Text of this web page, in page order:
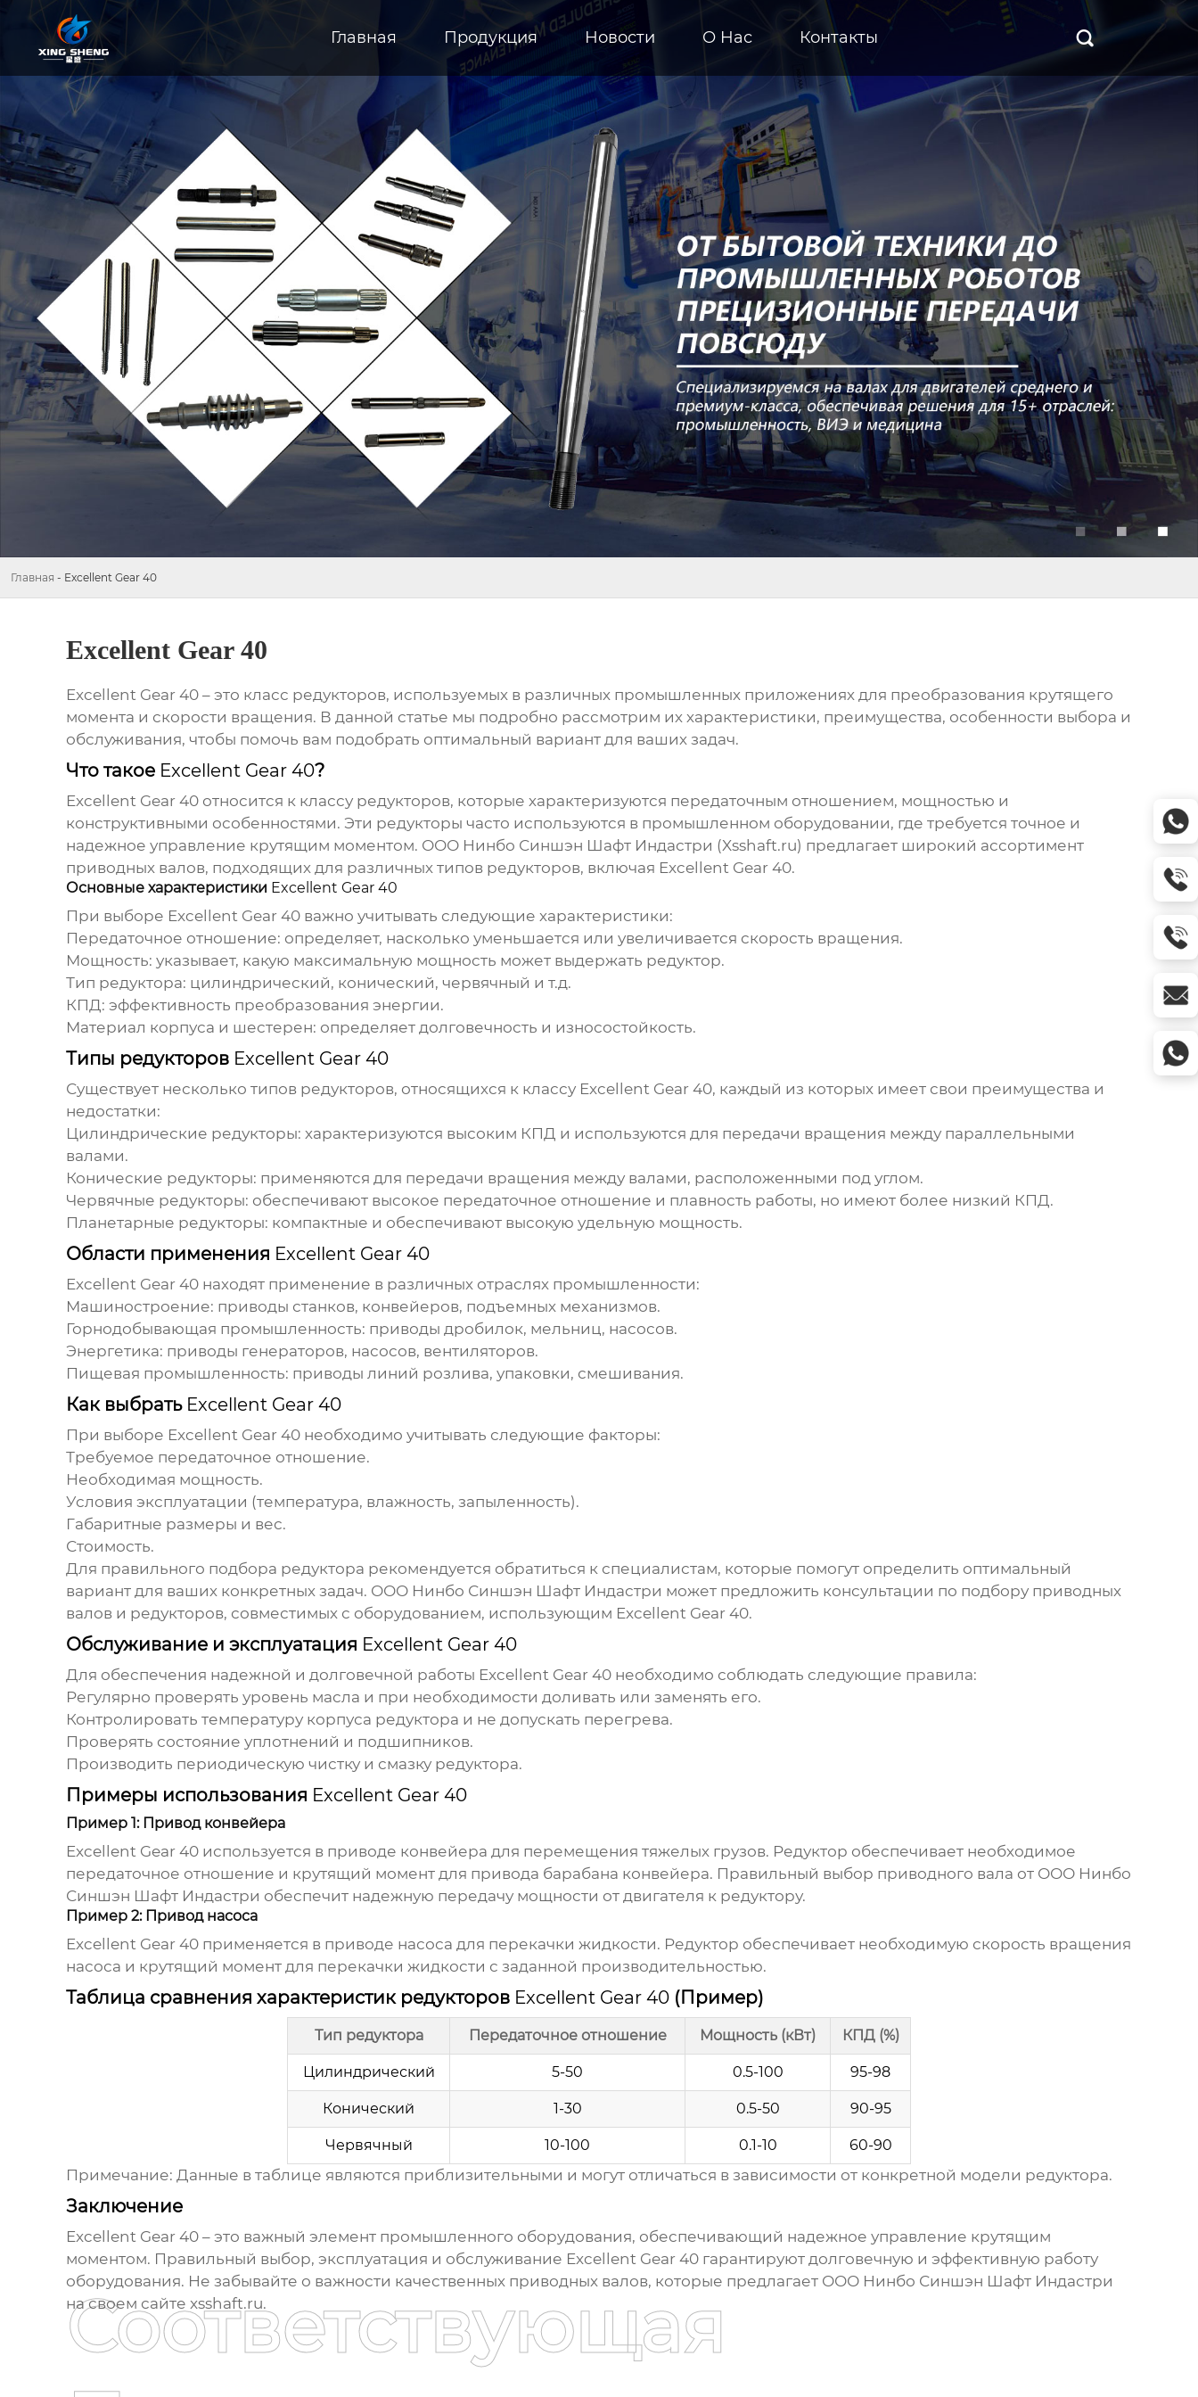
Главная Продукция Новости О Hас Контакты 
Главная - Excellent Gear 40
Excellent Gear 40
Excellent Gear 40– это класс редукторов, используемых в различных промышленных приложениях для преобразования крутящего
момента и скорости вращения. В данной статье мы подробно рассмотрим их характеристики, преимущества, особенности выбора и
обслуживания, чтобы помочь вам подобрать оптимальный вариант для ваших задач.
Что такое Excellent Gear 40?
Excellent Gear 40относится к классу редукторов, которые характеризуются передаточным отношением, мощностью и
конструктивными особенностями. Эти редукторы часто используются в промышленном оборудовании, где требуется точное и
надежное управление крутящим моментом. ООО Нинбо Синшэн Шафт Индастри (Xsshaft.ru) предлагает широкий ассортимент
приводных валов, подходящих для различных типов редукторов, включая Excellent Gear 40.
Основные характеристики Excellent Gear 40
При выборе Excellent Gear 40важно учитывать следующие характеристики:
Передаточное отношение: определяет, насколько уменьшается или увеличивается скорость вращения.
Мощность: указывает, какую максимальную мощность может выдержать редуктор.
Тип редуктора: цилиндрический, конический, червячный и т.д.
КПД: эффективность преобразования энергии.
Материал корпуса и шестерен: определяет долговечность и износостойкость.
Типы редукторов Excellent Gear 40
Существует несколько типов редукторов, относящихся к классу Excellent Gear 40, каждый из которых имеет свои преимущества и
недостатки:
Цилиндрические редукторы: характеризуются высоким КПД и используются для передачи вращения между параллельными
валами.
Конические редукторы: применяются для передачи вращения между валами, расположенными под углом.
Червячные редукторы: обеспечивают высокое передаточное отношение и плавность работы, но имеют более низкий КПД.
Планетарные редукторы: компактные и обеспечивают высокую удельную мощность.
Области применения Excellent Gear 40
Excellent Gear 40находят применение в различных отраслях промышленности:
Машиностроение: приводы станков, конвейеров, подъемных механизмов.
Горнодобывающая промышленность: приводы дробилок, мельниц, насосов.
Энергетика: приводы генераторов, насосов, вентиляторов.
Пищевая промышленность: приводы линий розлива, упаковки, смешивания.
Как выбрать Excellent Gear 40
При выборе Excellent Gear 40необходимо учитывать следующие факторы:
Требуемое передаточное отношение.
Необходимая мощность.
Условия эксплуатации (температура, влажность, запыленность).
Габаритные размеры и вес.
Стоимость.
Для правильного подбора редуктора рекомендуется обратиться к специалистам, которые помогут определить оптимальный
вариант для ваших конкретных задач. ООО Нинбо Синшэн Шафт Индастри может предложить консультации по подбору приводных
валов и редукторов, совместимых с оборудованием, использующим Excellent Gear 40.
Обслуживание и эксплуатация Excellent Gear 40
Для обеспечения надежной и долговечной работы Excellent Gear 40необходимо соблюдать следующие правила:
Регулярно проверять уровень масла и при необходимости доливать или заменять его.
Контролировать температуру корпуса редуктора и не допускать перегрева.
Проверять состояние уплотнений и подшипников.
Производить периодическую чистку и смазку редуктора.
Примеры использования Excellent Gear 40
Пример 1: Привод конвейера
Excellent Gear 40используется в приводе конвейера для перемещения тяжелых грузов. Редуктор обеспечивает необходимое
передаточное отношение и крутящий момент для привода барабана конвейера. Правильный выбор приводного вала от ООО Нинбо
Синшэн Шафт Индастри обеспечит надежную передачу мощности от двигателя к редуктору.
Пример 2: Привод насоса
Excellent Gear 40применяется в приводе насоса для перекачки жидкости. Редуктор обеспечивает необходимую скорость вращения
насоса и крутящий момент для перекачки жидкости с заданной производительностью.
Таблица сравнения характеристик редукторов Excellent Gear 40(Пример)
Тип редуктора Передаточное отношение Мощность (кВт) КПД (%)
Цилиндрический 5-50 0.5-100 95-98
Конический 1-30 0.5-50 90-95
Червячный 10-100 0.1-10 60-90
Примечание: Данные в таблице являются приблизительными и могут отличаться в зависимости от конкретной модели редуктора.
Заключение
Excellent Gear 40– это важный элемент промышленного оборудования, обеспечивающий надежное управление крутящим
моментом. Правильный выбор, эксплуатация и обслуживание Excellent Gear 40гарантируют долговечную и эффективную работу
оборудования. Не забывайте о важности качественных приводных валов, которые предлагает ООО Нинбо Синшэн Шафт Индастри
на своем сайте xsshaft.ru.
Соответствующая